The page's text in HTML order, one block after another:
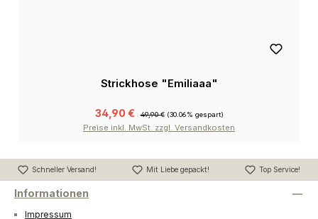
Strickhose "Emiliaaa"
34,90 € 49,90 € (30.06% gespart)
Preise inkl. MwSt. zzgl. Versandkosten
Schneller Versand! Mit Liebe gepackt! Top Service!
Informationen
Impressum